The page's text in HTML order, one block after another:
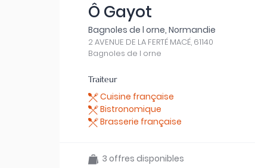
Ô Gayot
Bagnoles de l orne, Normandie
2 AVENUE DE LA FERTÉ MACÉ, 61140
Bagnoles de l orne
Traiteur
Cuisine française
Bistronomique
Brasserie française
3 offres disponibles